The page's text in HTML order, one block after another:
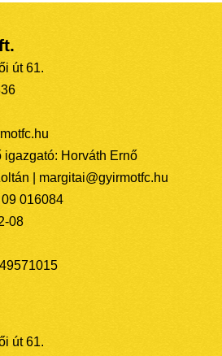
út 61.
Horváth Ernő
| margitai@gyirmotfc.hu
016084
08
út 61.